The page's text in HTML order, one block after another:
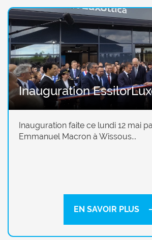
Inauguration
Inauguration faite ce lundi 12 mai
Emmanuel Macron à Wissous...
EN SAVOIR PLUS